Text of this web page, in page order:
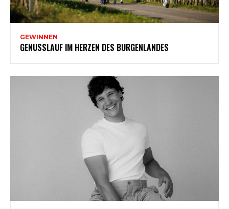
GEWINNEN
GENUSSLAUF IM HERZEN DES BURGENLANDES